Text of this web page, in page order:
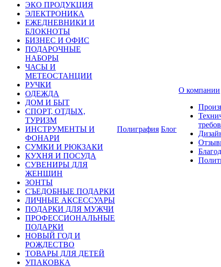
ЭКО ПРОДУКЦИЯ
ЭЛЕКТРОНИКА
ЕЖЕДНЕВНИКИ И
БЛОКНОТЫ
БИЗНЕС И ОФИС
ПОДАРОЧНЫЕ
НАБОРЫ
ЧАСЫ И
МЕТЕОСТАНЦИИ
РУЧКИ
ОДЕЖДА
ДОМ И БЫТ
СПОРТ, ОТДЫХ,
ТУРИЗМ
ИНСТРУМЕНТЫ И
ФОНАРИ
СУМКИ И РЮКЗАКИ
КУХНЯ И ПОСУДА
СУВЕНИРЫ ДЛЯ
ЖЕНЩИН
ЗОНТЫ
СЪЕДОБНЫЕ ПОДАРКИ
ЛИЧНЫЕ АКСЕССУАРЫ
ПОДАРКИ ДЛЯ МУЖЧИ
ПРОФЕССИОНАЛЬНЫЕ
ПОДАРКИ
НОВЫЙ ГОД И
РОЖДЕСТВО
ТОВАРЫ ДЛЯ ДЕТЕЙ
УПАКОВКА
Полиграфия Блог
О компании